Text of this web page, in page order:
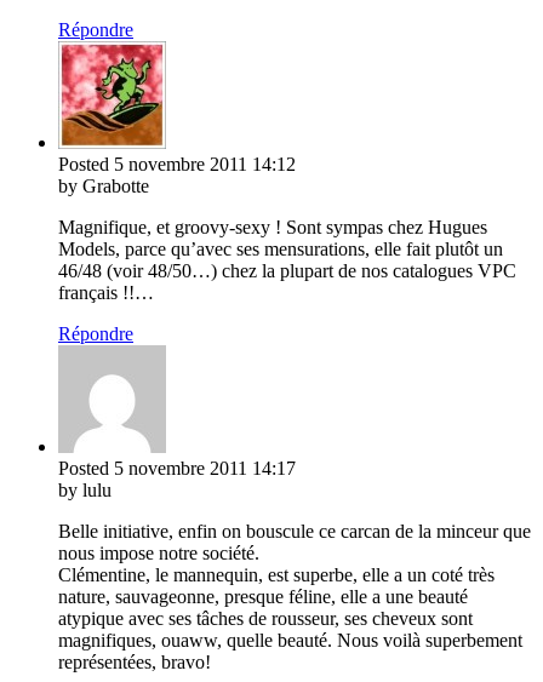
Répondre
Posted 5 novembre 2011 14:12
by Grabotte
Magnifique, et groovy-sexy ! Sont sympas chez Hugues
Models, parce qu’avec ses mensurations, elle fait plutôt un
46/48 (voir 48/50…) chez la plupart de nos catalogues VPC
français !!…
Répondre
Posted 5 novembre 2011 14:17
by lulu
Belle initiative, enfin on bouscule ce carcan de la minceur que
nous impose notre société.
Clémentine, le mannequin, est superbe, elle a un coté très
nature, sauvageonne, presque féline, elle a une beauté
atypique avec ses tâches de rousseur, ses cheveux sont
magnifiques, ouaww, quelle beauté. Nous voilà superbement
représentées, bravo!